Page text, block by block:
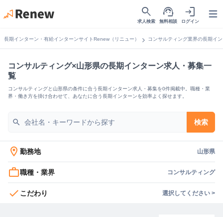
search
求人検索
support_agent
無料相談
login
ログイン
長期インターン・有給インターンサイトRenew（リニュー） chevron_right コンサルティング業界の長期イ
コンサルティング×山形県の長期インターン求人・募集一
覧
コンサルティングと山形県の条件に合う長期インターン求人・募集を0件掲載中。職種・業
界・働き方を掛け合わせて、あなたに合う長期インターンを効率よく探せます。
search 検索
location_on 勤務地 山形県
work_outline職種・業界 コンサルティング
check こだわり 選択してください >